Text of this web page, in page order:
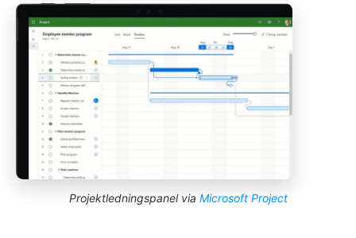
Projektledningspanel via Microsoft Project